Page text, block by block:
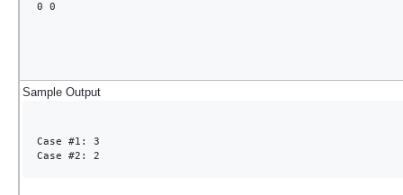
0 0
Sample Output
Case #1: 3
Case #2: 2